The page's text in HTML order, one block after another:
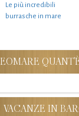
Le più incredibili
burrasche in mare
VACANZE IN